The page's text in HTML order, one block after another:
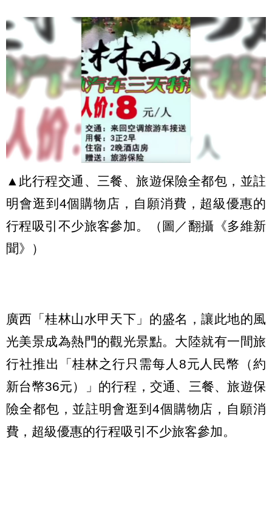
▲此行程交通、三餐、旅遊保險全都包，並註
明會逛到4個購物店，自願消費，超級優惠的
行程吸引不少旅客參加。（圖／翻攝《多維新
聞》）
廣西「桂林山水甲天下」的盛名，讓此地的風
光美景成為熱門的觀光景點。大陸就有一間旅
行社推出「桂林之行只需每人8元人民幣（約
新台幣36元）」的行程，交通、三餐、旅遊保
險全都包，並註明會逛到4個購物店，自願消
費，超級優惠的行程吸引不少旅客參加。